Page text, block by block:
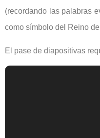
(recordando las palabras
como símbolo del Reino
El pase de diapositivas